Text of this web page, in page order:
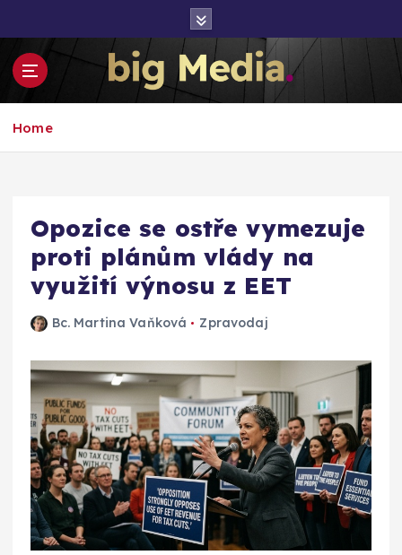
o
Inspirace pro mediální růst a podnikání
Home
Opozice se ostře vymezuje
proti plánům vlády na
využití výnosu z EET
Bc. Martina Vaňková Zpravodaj